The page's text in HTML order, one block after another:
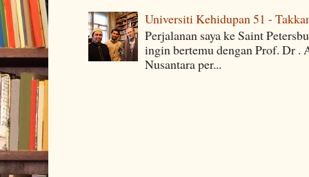
Universiti Kehidupan 51 -
Perjalanan saya ke Saint
ingin bertemu dengan Prof. Dr
Nusantara per...